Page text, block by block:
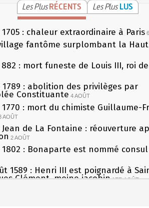
Les PlusRÉCENTS Les Plus LUS
: chaleur extraordinaire à Paris
fantôme surplombant la
: mort funeste de Louis III, roi
1789 : abolition des privilèges par
Constituante 4 AOÛT
: mort du chimiste Guillaume-
AOÛT
Jean de La Fontaine : réouverture
2 AOÛT
: Bonaparte est nommé
1589 : Henri III est poignardé à
Clément, moine jacobin 1ER AOÛT